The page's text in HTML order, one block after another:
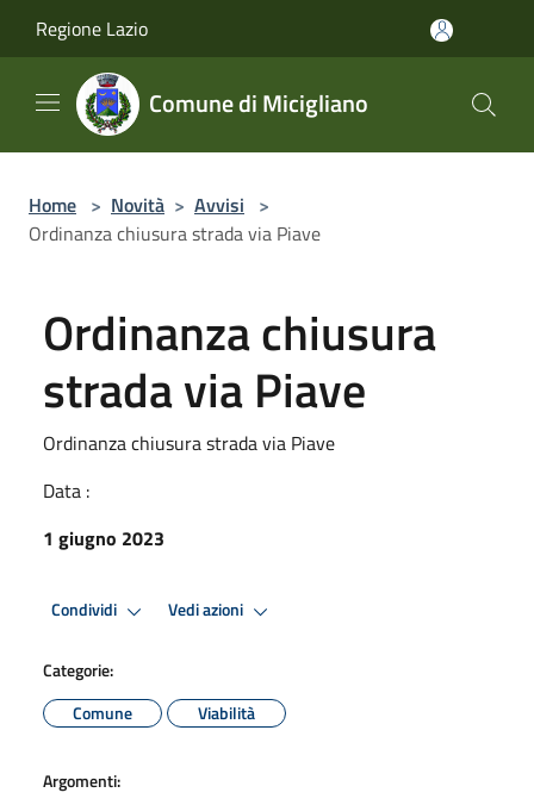
Regione Lazio
Comune di Micigliano
Home > Novità > Avvisi >
Ordinanza chiusura strada via Piave
Ordinanza chiusura
strada via Piave
Ordinanza chiusura strada via Piave
Data :
1 giugno 2023
Condividi Vedi azioni
Categorie:
Comune
Viabilità
Argomenti: